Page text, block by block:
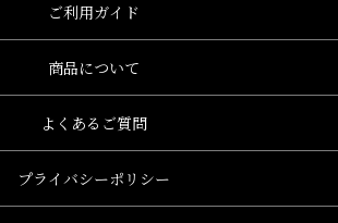
ご利用ガイド
商品について
よくあるご質問
プライバシーポリシー